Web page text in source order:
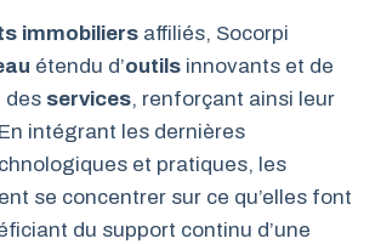
immobiliers affiliés, Socorpi
étendu d’outils innovants et de
des services, renforçant ainsi leur
intégrant les dernières
et pratiques, les
se concentrer sur ce qu’elles font
du support continu d’une